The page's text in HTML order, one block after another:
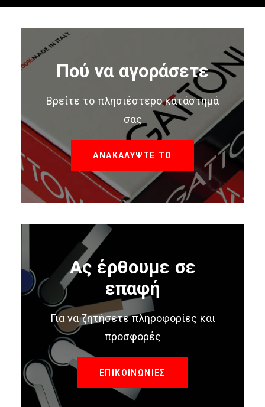
Πού να αγοράσετε
Βρείτε το πλησιέστερο κατάστημά
σας
ΑΝΑΚΑΛΥΨΤΕ ΤΟ
Ας έρθουμε σε
επαφή
Για να ζητήσετε πληροφορίες και
προσφορές
ΕΠΙΚΟΙΝΩΝΙΕΣ